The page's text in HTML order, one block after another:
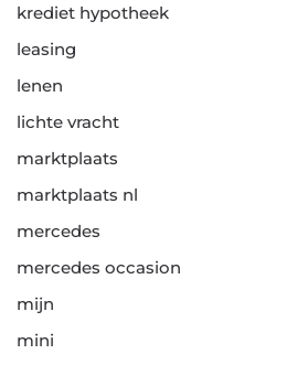
krediet hypotheek
leasing
lenen
lichte vracht
marktplaats
marktplaats nl
mercedes
mercedes occasion
mijn
mini